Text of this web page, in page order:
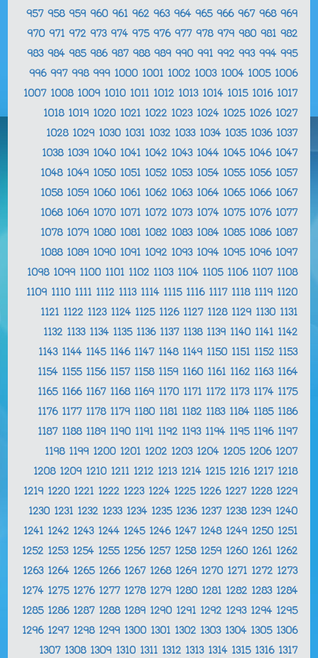
957 958 959 960 961 962 963 964 965 966 967 968 969
970 971 972 973 974 975 976 977 978 979 980 981 982
983 984 985 986 987 988 989 990 991 992 993 994 995
996 997 998 999 1000 1001 1002 1003 1004 1005 1006
1007 1008 1009 1010 1011 1012 1013 1014 1015 1016 1017
1018 1019 1020 1021 1022 1023 1024 1025 1026 1027
1028 1029 1030 1031 1032 1033 1034 1035 1036 1037
1038 1039 1040 1041 1042 1043 1044 1045 1046 1047
1048 1049 1050 1051 1052 1053 1054 1055 1056 1057
1058 1059 1060 1061 1062 1063 1064 1065 1066 1067
1068 1069 1070 1071 1072 1073 1074 1075 1076 1077
1078 1079 1080 1081 1082 1083 1084 1085 1086 1087
1088 1089 1090 1091 1092 1093 1094 1095 1096 1097
1098 1099 1100 1101 1102 1103 1104 1105 1106 1107 1108
1109 1110 1111 1112 1113 1114 1115 1116 1117 1118 1119 1120
1121 1122 1123 1124 1125 1126 1127 1128 1129 1130 1131
1132 1133 1134 1135 1136 1137 1138 1139 1140 1141 1142
1143 1144 1145 1146 1147 1148 1149 1150 1151 1152 1153
1154 1155 1156 1157 1158 1159 1160 1161 1162 1163 1164
1165 1166 1167 1168 1169 1170 1171 1172 1173 1174 1175
1176 1177 1178 1179 1180 1181 1182 1183 1184 1185 1186
1187 1188 1189 1190 1191 1192 1193 1194 1195 1196 1197
1198 1199 1200 1201 1202 1203 1204 1205 1206 1207
1208 1209 1210 1211 1212 1213 1214 1215 1216 1217 1218
1219 1220 1221 1222 1223 1224 1225 1226 1227 1228 1229
1230 1231 1232 1233 1234 1235 1236 1237 1238 1239 1240
1241 1242 1243 1244 1245 1246 1247 1248 1249 1250 1251
1252 1253 1254 1255 1256 1257 1258 1259 1260 1261 1262
1263 1264 1265 1266 1267 1268 1269 1270 1271 1272 1273
1274 1275 1276 1277 1278 1279 1280 1281 1282 1283 1284
1285 1286 1287 1288 1289 1290 1291 1292 1293 1294 1295
1296 1297 1298 1299 1300 1301 1302 1303 1304 1305 1306
1307 1308 1309 1310 1311 1312 1313 1314 1315 1316 1317